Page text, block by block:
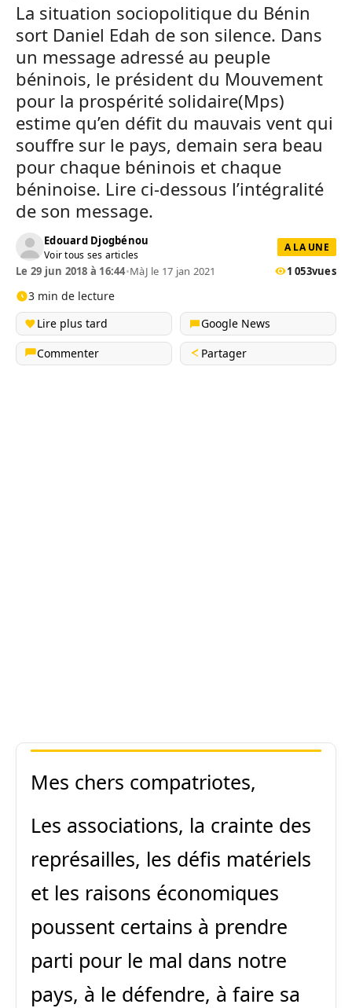
La situation sociopolitique du Bénin
sort Daniel Edah de son silence. Dans
un message adressé au peuple
béninois, le président du Mouvement
pour la prospérité solidaire(Mps)
estime qu’en défit du mauvais vent qui
souffre sur le pays, demain sera beau
pour chaque béninois et chaque
béninoise. Lire ci-dessous l’intégralité
de son message.
Edouard Djogbénou
Voir tous ses articles
A LA UNE
Le 29 jun 2018 à 16:44•MàJ le 17 jan 2021 1 053vues
3 min de lecture
Lire plus tard
Google News
Commenter
Partager
Mes chers compatriotes,
Les associations, la crainte des
représailles, les défis matériels
et les raisons économiques
poussent certains à prendre
parti pour le mal dans notre
pays, à le défendre, à faire sa